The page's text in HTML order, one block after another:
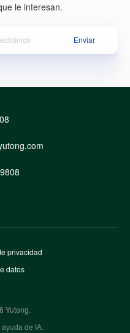
le interesan.
Enviar
privacidad
datos
Yutong.
de IA.